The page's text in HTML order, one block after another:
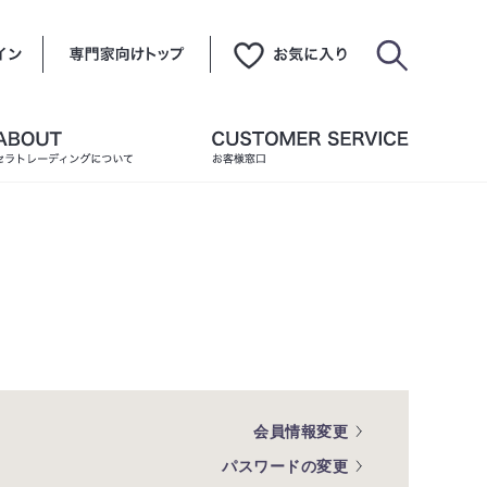
会員情報変更
パスワードの変更